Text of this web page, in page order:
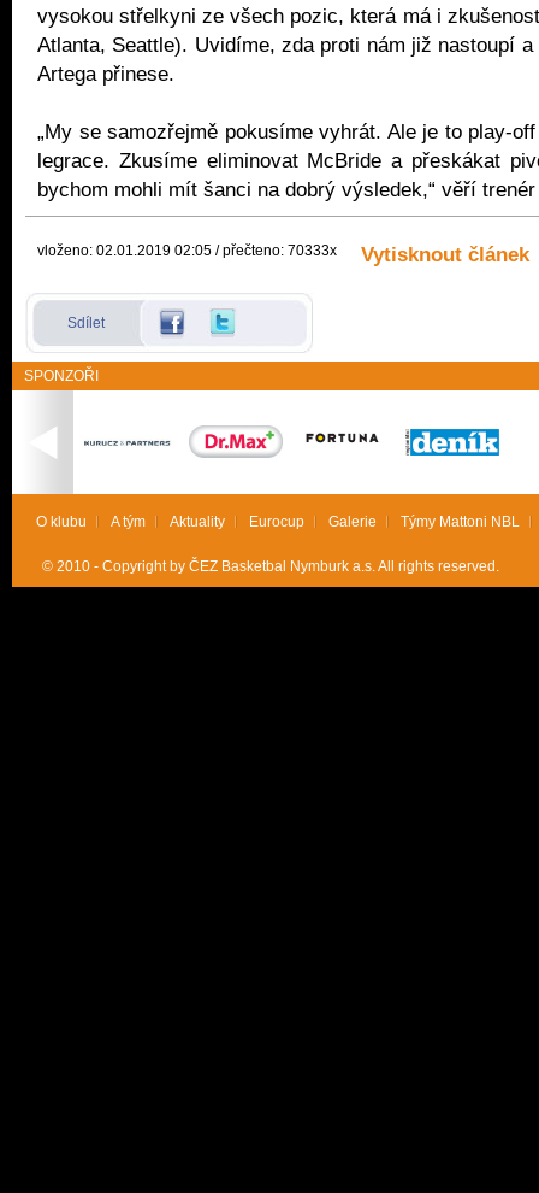
vysokou střelkyni ze všech pozic, která má i
Atlanta, Seattle). Uvidíme, zda proti nám již nastoupí
Artega přinese.
„My se samozřejmě pokusíme vyhrát. Ale je to play-
legrace. Zkusíme eliminovat McBride a přeskákat
bychom mohli mít šanci na dobrý výsledek,“ věří
vloženo: 02.01.2019 02:05 / přečteno: 70333x Vytisknout článek
Sdílet
SPONZOŘI
O klubu A tým Aktuality Eurocup Galerie Týmy Mattoni NBL
© 2010 - Copyright by ČEZ Basketbal Nymburk a.s. All rights reserved.